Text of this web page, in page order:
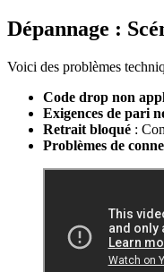
Dépannage :
Voici des problèmes
Code drop non
Exigences de pari
Retrait bloqué :
Problèmes de